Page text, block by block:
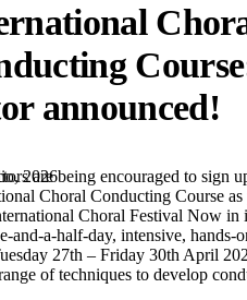
announced!
2026
are being encouraged to sign
Choral Conducting Course as
Choral Festival Now in
and-a-half-day, intensive, hands-
27th – Friday 30th April
of techniques to develop